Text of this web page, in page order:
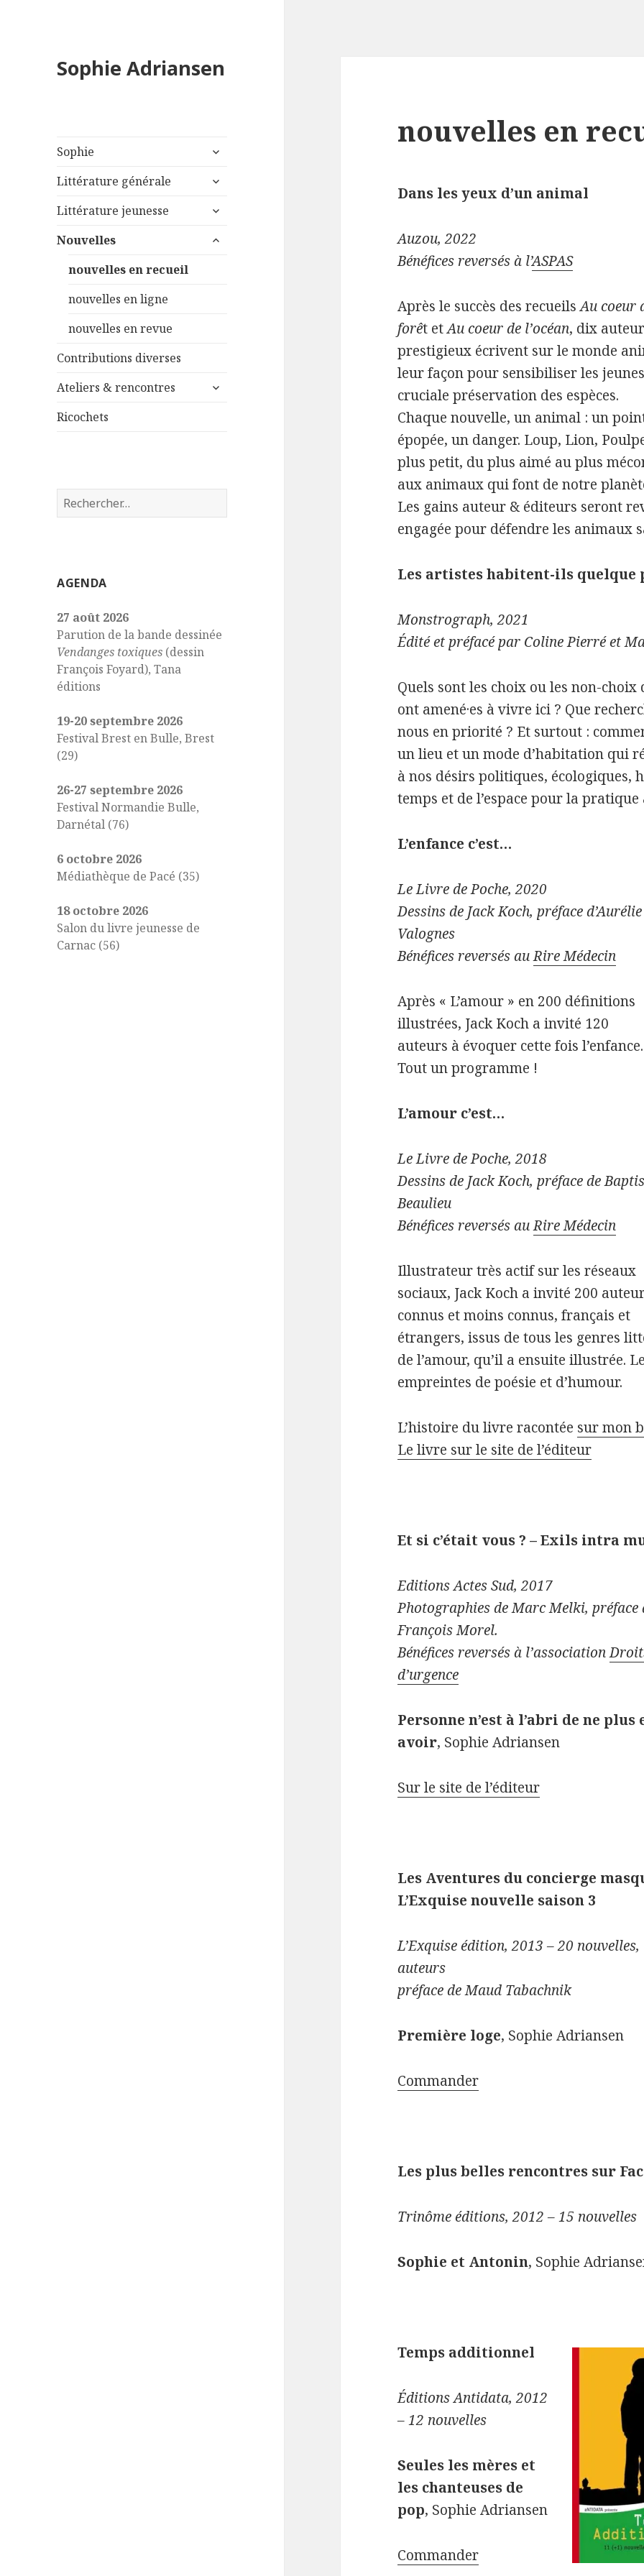
Sophie Adriansen
Sophie
ouvrir
sous-
Littérature générale
ouvrir
sous-
Littérature jeunesse
ouvrir
sous-
Nouvelles
ouvrir
nouvelles en recueil
nouvelles en ligne
nouvelles en revue
Contributions diverses
Ateliers & rencontres
ouvrir
Ricochets
Rechercher :
AGENDA
27 août 2026
Parution de la bande dessinée
Vendanges toxiques (dessin
François Foyard), Tana
éditions
19-20 septembre 2026
Festival Brest en Bulle, Brest
(29)
26-27 septembre 2026
Festival Normandie Bulle,
Darnétal (76)
6 octobre 2026
Médiathèque de Pacé (35)
18 octobre 2026
Salon du livre jeunesse de
Carnac (56)
nouvelles en
Dans les yeux d’un animal
Auzou, 2022
Bénéfices reversés à l’ASPAS
Après le succès des recueilsAu coeur
forêt etAu coeur de l’océan, dix
prestigieux écrivent sur le monde
leur façon pour sensibiliser les
cruciale préservation des espèces.
Chaque nouvelle, un animal : un
épopée, un danger. Loup, Lion,
plus petit, du plus aimé au plus
aux animaux qui font de notre
Les gains auteur & éditeurs seront
engagée pour défendre les animaux
Les artistes habitent-ils quelque
Monstrograph, 2021
Édité et préfacé par Coline Pierré et
Quels sont les choix ou les non-choix
ont amené·es à vivre ici ? Que
nous en priorité ? Et surtout :
un lieu et un mode d’habitation qui
à nos désirs politiques, écologiques,
temps et de l’espace pour la
L’enfance c’est…
Le Livre de Poche, 2020
Dessins de Jack Koch, préface d’Aurélie
Valognes
Bénéfices reversés auRire Médecin
Après « L’amour » en 200 définitions
illustrées, Jack Koch a invité 120
auteurs à évoquer cette fois l’enfance.
Tout un programme !
L’amour c’est…
Le Livre de Poche, 2018
Dessins de Jack Koch, préface de
Beaulieu
Bénéfices reversés auRire Médecin
Illustrateur très actif sur les réseaux
sociaux, Jack Koch a invité 200
connus et moins connus, français et
étrangers, issus de tous les genres
de l’amour, qu’il a ensuite illustrée.
empreintes de poésie et d’humour.
L’histoire du livre racontée sur mon
Le livre sur le site de l’éditeur
Et si c’était vous ? – Exils intra
Editions Actes Sud, 2017
Photographies de Marc Melki, préface
François Morel.
Bénéfices reversés à l’association
d’urgence
Personne n’est à l’abri de ne plus
avoir, Sophie Adriansen
Sur le site de l’éditeur
Les Aventures du concierge
L’Exquise nouvelle saison 3
L’Exquise édition, 2013 – 20 nouvelles,
auteurs
préface de Maud Tabachnik
Première loge, Sophie Adriansen
Commander
Les plus belles rencontres sur
Trinôme éditions, 2012 – 15 nouvelles
Sophie et Antonin, Sophie
Temps additionnel
Éditions Antidata, 2012
– 12 nouvelles
Seules les mères et
les chanteuses de
pop, Sophie Adriansen
Commander